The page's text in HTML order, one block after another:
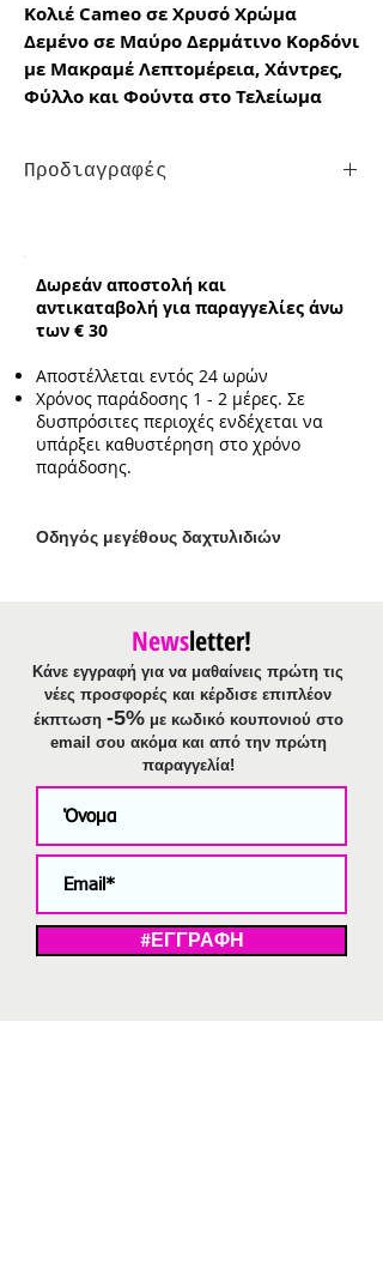
Κολιέ Cameo σε Χρυσό Χρώμα
Δεμένο σε Μαύρο Δερμάτινο Κορδόνι
με Μακραμέ Λεπτομέρεια, Χάντρες,
Φύλλο και Φούντα στο Τελείωμα
Προδιαγραφές
Ενδεικτικό μήκος διακοσμητικών
μαζί με το φύλλο :8cm
Ενδεικτικό μήκος διακοσμητικών
μαζί με τη φούντα : 7cm
Ενδεικτικό μέγεθος cameo
:1.5cm*2.5cm
Δωρεάν αποστολή και
αντικαταβολή για παραγγελίες άνω
των € 30
Αποστέλλεται εντός 24 ωρών
Χρόνος παράδοσης 1 - 2 μέρες. Σε
δυσπρόσιτες περιοχές ενδέχεται να
υπάρξει καθυστέρηση στο χρόνο
παράδοσης.
Οδηγός μεγέθους δαχτυλιδιών
Newsletter!
Κάνε εγγραφή για να μαθαίνεις πρώτη τις
νέες προσφορές και κέρδισε επιπλέον
έκπτωση -5%με κωδικό κουπονιού στο
email σου ακόμα και από την πρώτη
παραγγελία!
#ΕΓΓΡΑΦΗ